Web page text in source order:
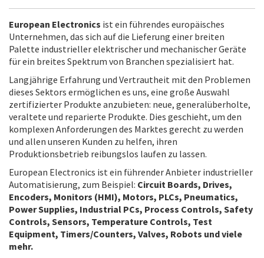
European Electronics ist ein führendes europäisches
Unternehmen, das sich auf die Lieferung einer breiten
Palette industrieller elektrischer und mechanischer Geräte
für ein breites Spektrum von Branchen spezialisiert hat.
Langjährige Erfahrung und Vertrautheit mit den Problemen
dieses Sektors ermöglichen es uns, eine große Auswahl
zertifizierter Produkte anzubieten: neue, generalüberholte,
veraltete und reparierte Produkte. Dies geschieht, um den
komplexen Anforderungen des Marktes gerecht zu werden
und allen unseren Kunden zu helfen, ihren
Produktionsbetrieb reibungslos laufen zu lassen.
European Electronics ist ein führender Anbieter industrieller
Automatisierung, zum Beispiel: Circuit Boards, Drives,
Encoders, Monitors (HMI), Motors, PLCs, Pneumatics,
Power Supplies, Industrial PCs, Process Controls, Safety
Controls, Sensors, Temperature Controls, Test
Equipment, Timers/Counters, Valves, Robots und viele
mehr.